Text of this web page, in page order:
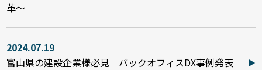
革～
2024.07.19
富山県の建設企業様必見 バックオフィスDX事例発表